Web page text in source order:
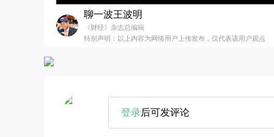
聊一波王波明
《财经》杂志总编辑
特别声明：以上内容为网络用户上传发布，仅代表该用户观点
登录后可发评论